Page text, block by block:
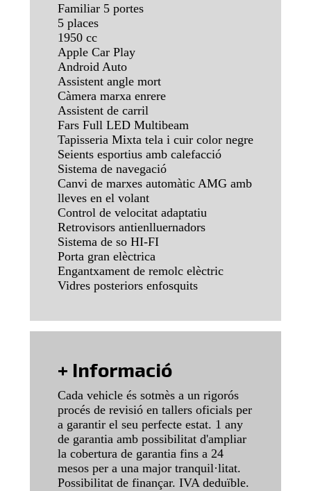
Familiar 5 portes
5 places
1950 cc
Apple Car Play
Android Auto
Assistent angle mort
Càmera marxa enrere
Assistent de carril
Fars Full LED Multibeam
Tapisseria Mixta tela i cuir color negre
Seients esportius amb calefacció
Sistema de navegació
Canvi de marxes automàtic AMG amb
lleves en el volant
Control de velocitat adaptatiu
Retrovisors antienlluernadors
Sistema de so HI-FI
Porta gran elèctrica
Engantxament de remolc elèctric
Vidres posteriors enfosquits
+ Informació
Cada vehicle és sotmès a un rigorós
procés de revisió en tallers oficials per
a garantir el seu perfecte estat. 1 any
de garantia amb possibilitat d'ampliar
la cobertura de garantia fins a 24
mesos per a una major tranquil·litat.
Possibilitat de finançar. IVA deduïble.